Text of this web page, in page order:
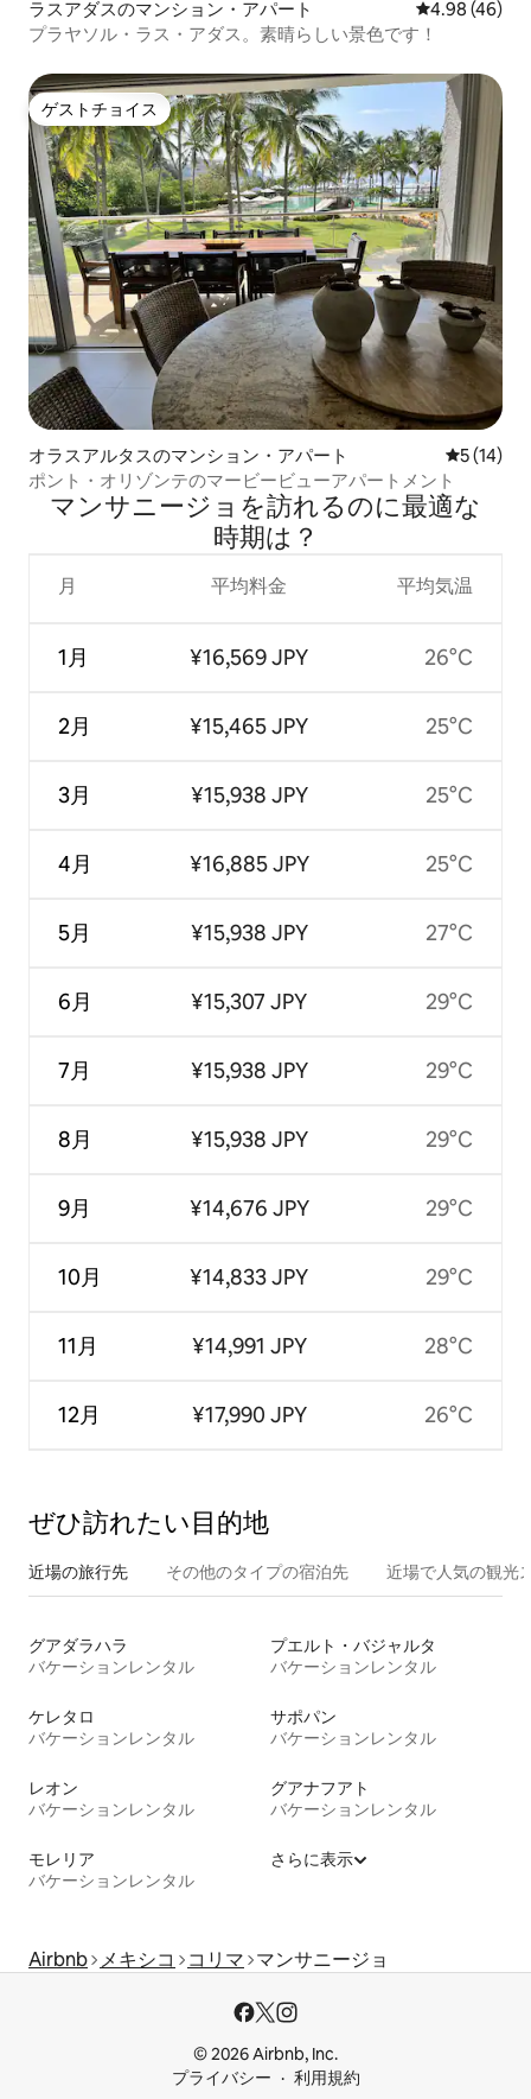
ラスアダスのマンション・アパート レビュー46
4.98 (46)
プラヤソル・ラス・アダス。素晴らしい景色です！
ゲストチョイス
ゲストチョイス
オラスアルタスのマンション・アパート レビュー
5 (14)
ポント・オリゾンテのマービービューアパートメント
マンサニージョを訪⁠れ⁠るの⁠に最⁠適⁠な
時⁠期⁠は⁠？
月
1月
2月
3月
4月
5月
6月
7月
8月
9月
10月
11月
12月
平均料金
¥16,569 JPY
¥15,465 JPY
¥15,938 JPY
¥16,885 JPY
¥15,938 JPY
¥15,307 JPY
¥15,938 JPY
¥15,938 JPY
¥14,676 JPY
¥14,833 JPY
¥14,991 JPY
¥17,990 JPY
平均気温
26°C
25°C
25°C
25°C
27°C
29°C
29°C
29°C
29°C
29°C
28°C
26°C
ぜひ訪⁠れ⁠た⁠い目⁠的⁠地
近場の旅行先 その他のタ⁠イ⁠プ⁠の宿⁠泊⁠先 近場で人気の観光
グアダラハラ
バケーションレンタル
プエルト・バジャルタ
バケーションレンタル
ケレタロ
バケーションレンタル
サポパン
バケーションレンタル
レオン
バケーションレンタル
グアナフアト
バケーションレンタル
モレリア
バケーションレンタル
さらに表示
Airbnb メキシコ コリマ マンサニージョ
© 2026 Airbnb, Inc.
プライバシー
利用規約